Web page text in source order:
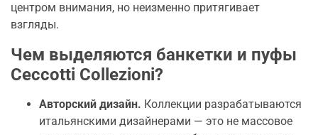
центром внимания, но неизменно притягивает
взгляды.
Чем выделяются банкетки и пуфы
Ceccotti Collezioni?
Авторский дизайн. Коллекции разрабатываются
итальянскими дизайнерами — это не массовое